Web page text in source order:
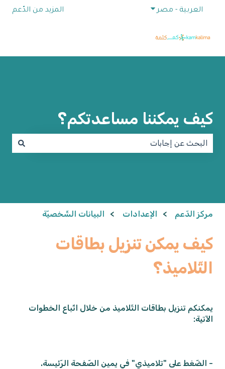
العربية - مصر إظهار القائمة الفرعية للترجماتالمزيد من الدّعم
كيف يمكننا مساعدتكم؟
مركز الدّعم الإعدادات البيانات الشّخصيّة
كيف يمكن تنزيل بطاقات
التّلاميذ؟
يمكنكم تنزيل بطاقات التّلاميذ من خلال اتّباع الخطوات
الآتية:
- الضّغط على "تلاميذي" في يمين الصّفحة الرّئيسة.